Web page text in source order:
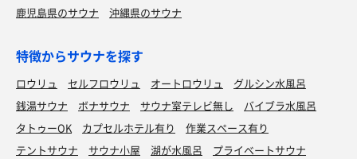
鹿児島県のサウナ
沖縄県のサウナ
特徴からサウナを探す
ロウリュ セルフロウリュ オートロウリュ
グルシン水風呂
銭湯サウナ
ボナサウナ サウナ室テレビ無し
バイブラ水風呂
タトゥーOK
カプセルホテル有り
作業スペース有り
テントサウナ
サウナ小屋 湖が水風呂 プライベートサウナ